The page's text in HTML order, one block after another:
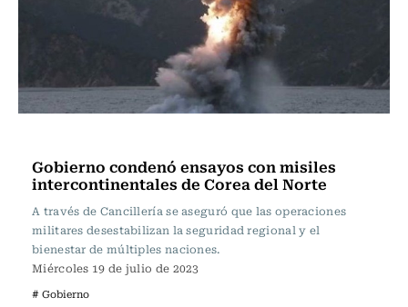
Gobierno condenó ensayos con misiles
intercontinentales de Corea del Norte
A través de Cancillería se aseguró que las operaciones
militares desestabilizan la seguridad regional y el
bienestar de múltiples naciones.
Miércoles 19 de julio de 2023
# Gobierno